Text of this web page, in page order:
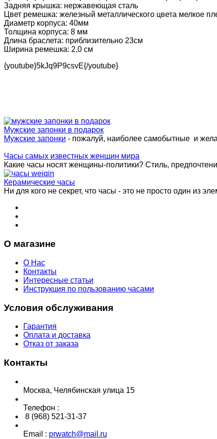
Задняя крышка: нержавеющая сталь
Цвет ремешка: железный металлического цвета мелкое
Диаметр корпуса: 40мм
Толщина корпуса: 8 мм
Длина браслета: приблизительно 23см
Ширина ремешка: 2,0 см
{youtube}5kJq9P9csvE{/youtube}
Мужские запонки в подарок
Мужские запонки - пожалуй, наиболее самобытные и
Часы самых известных женщин мира
Какие часы носят женщины-политики? Стиль,
Керамические часы
Ни для кого не секрет, что часы - это не просто один из
О магазине
О Нас
Контакты
Интересные статьи
Инструкция по пользованию часами
Условия обслуживания
Гарантия
Оплата и доставка
Отказ от заказа
Контакты
Москва, Челябинская улица 15
Телефон :
8 (968) 521-31-37
Email : prwatch@mail.ru